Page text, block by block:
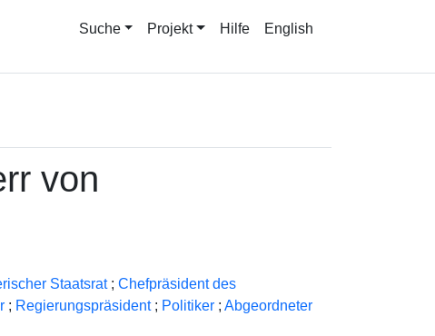
Suche Projekt Hilfe English
von
Staatsrat ; Chefpräsident des
; Regierungspräsident ; Politiker ; Abgeordneter